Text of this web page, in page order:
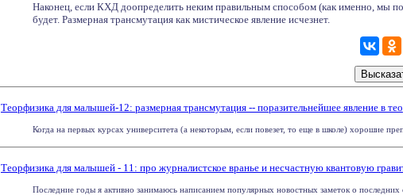
Наконец, если КХД доопределить неким правильным способом (как именно, мы
будет. Размерная трансмутация как мистическое явление исчезнет.
Теорфизика для малышей-12: размерная трансмутация -- поразительнейшее явление в
Когда на первых курсах университета (а некоторым, если повезет, то еще в школе) хорошие
Теорфизика для малышей - 11: про журналистское вранье и несчастную квантовую
Последние годы я активно занимаюсь написанием популярных новостных заметок о